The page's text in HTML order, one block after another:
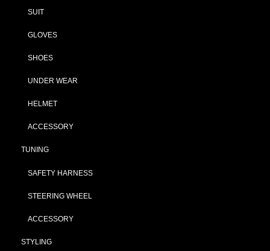
SUIT
GLOVES
SHOES
UNDER WEAR
HELMET
ACCESSORY
TUNING
SAFETY HARNESS
STEERING WHEEL
ACCESSORY
STYLING